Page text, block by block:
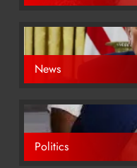
News
Politics